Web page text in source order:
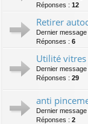
Réponses : 12
Retirer
Dernier
Réponses : 6
Utilité vitres
Dernier
Réponses : 29
anti
Dernier
Réponses : 2